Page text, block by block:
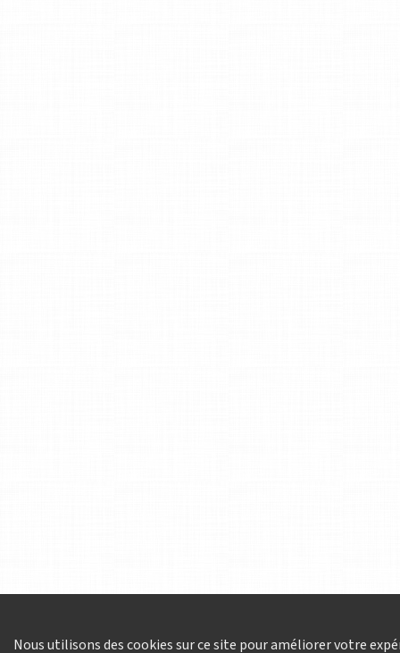
Nous utilisons des cookies sur ce site pour améliorer votre